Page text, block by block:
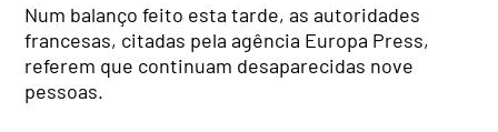
Num balanço feito esta tarde, as autoridades
francesas, citadas pela agência Europa Press,
referem que continuam desaparecidas nove
pessoas.